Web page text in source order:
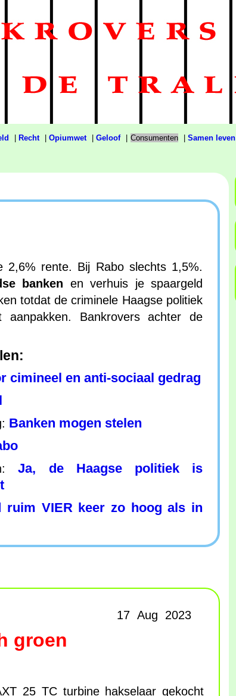
Recht|Opiumwet|Geloof| Consumenten| Samen leven
2,6% rente. Bij Rabo slechts 1,5%.
banken en verhuis je spaargeld
totdat de criminele Haagse politiek
Bankrovers achter de
cimineel en anti-sociaal gedrag
Banken mogen stelen
Ja, de Haagse politiek is
ruim VIER keer zo hoog als in
17 Aug 2023
groen
25 TC turbine hakselaar gekocht